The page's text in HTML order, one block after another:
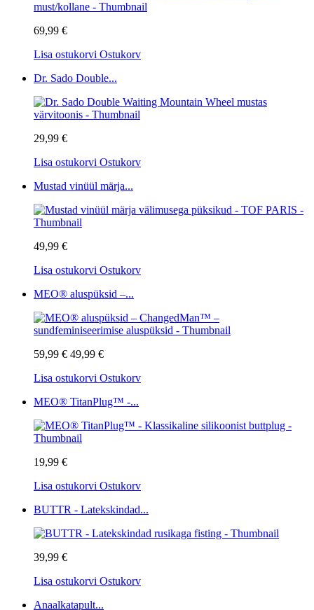
69,99 €
Lisa ostukorvi Ostukorv
Dr. Sado Double...
29,99 €
Lisa ostukorvi Ostukorv
Mustad vinüül märja...
49,99 €
Lisa ostukorvi Ostukorv
MEO® aluspüksid –...
59,99 € 49,99 €
Lisa ostukorvi Ostukorv
MEO® TitanPlug™ -...
19,99 €
Lisa ostukorvi Ostukorv
BUTTR - Latekskindad...
39,99 €
Lisa ostukorvi Ostukorv
Anaalkatapult...